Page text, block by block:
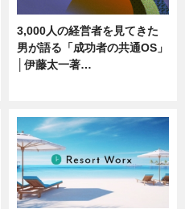
3,000人の経営者を見てきた
男が語る「成功者の共通OS」
│伊藤太一著…